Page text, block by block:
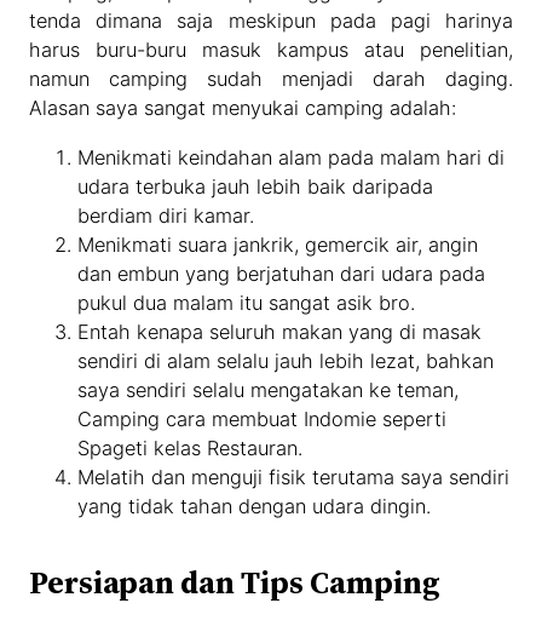
tenda dimana saja meskipun pada pagi harinya
harus buru-buru masuk kampus atau penelitian,
namun camping sudah menjadi darah daging.
Alasan saya sangat menyukai camping adalah:
Menikmati keindahan alam pada malam hari di
udara terbuka jauh lebih baik daripada
berdiam diri kamar.
Menikmati suara jankrik, gemercik air, angin
dan embun yang berjatuhan dari udara pada
pukul dua malam itu sangat asik bro.
Entah kenapa seluruh makan yang di masak
sendiri di alam selalu jauh lebih lezat, bahkan
saya sendiri selalu mengatakan ke teman,
Camping cara membuat Indomie seperti
Spageti kelas Restauran.
Melatih dan menguji fisik terutama saya sendiri
yang tidak tahan dengan udara dingin.
Persiapan dan Tips Camping